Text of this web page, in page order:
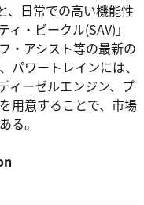
、日常での高い機能性
・ビークル(SAV)」
・アシスト等の最新の
パワートレインには、
ィーゼルエンジン、プ
用意することで、市場
る。